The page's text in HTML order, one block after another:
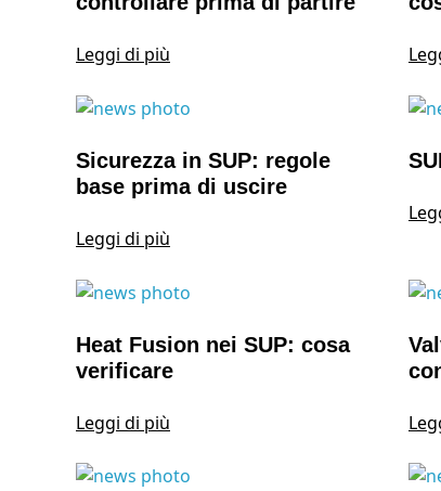
Leggi di più
Sicurezza in SUP: regole
base prima di uscire
Leggi di più
Heat Fusion nei SUP: cosa
verificare
Leggi di più